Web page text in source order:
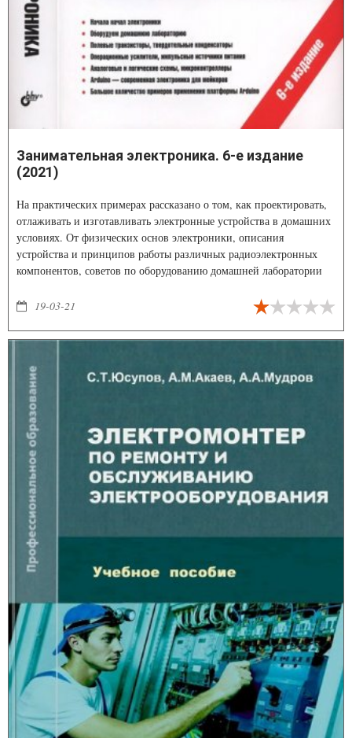
Занимательная электроника. 6-е издание
(2021)
На практических примерах рассказано о том, как проектировать,
отлаживать и изготавливать электронные устройства в домашних
условиях. От физических основ электроники, описания
устройства и принципов работы различных радиоэлектронных
компонентов, советов по оборудованию домашней лаборатории
включая устройства на основе микроконтроллеров.
19-03-21